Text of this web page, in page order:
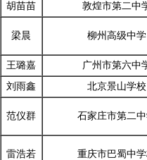
胡苗苗 敦煌市第二中
梁晨 柳州高级中学
王璐嘉
广州市第六中
刘雨鑫 北京景山学校
范仪群 石家庄市第二
雷浩若 重庆市巴蜀中